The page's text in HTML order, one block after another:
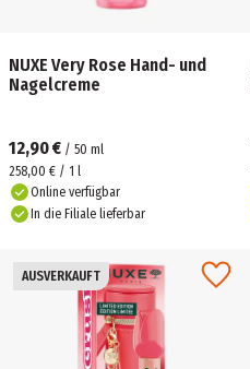
NUXE Very Rose Hand- und
Nagelcreme
12,90 € / 50 ml
258,00 € / 1 l
Online verfügbar
In die Filiale lieferbar
AUSVERKAUFT